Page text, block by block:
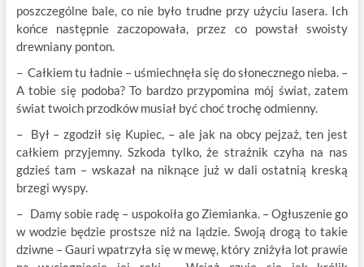
poszczególne bale, co nie było trudne przy użyciu lasera. Ich
końce następnie zaczopowała, przez co powstał swoisty
drewniany ponton.
– Całkiem tu ładnie – uśmiechnęła się do słonecznego nieba. –
A tobie się podoba? To bardzo przypomina mój świat, zatem
świat twoich przodków musiał być choć trochę odmienny.
– Był – zgodził się Kupiec, – ale jak na obcy pejzaż, ten jest
całkiem przyjemny. Szkoda tylko, że strażnik czyha na nas
gdzieś tam – wskazał na niknące już w dali ostatnią kreską
brzegi wyspy.
– Damy sobie radę – uspokoiła go Ziemianka. – Ogłuszenie go
w wodzie będzie prostsze niż na lądzie. Swoją drogą to takie
dziwne – Gauri wpatrzyła się w mewę, który zniżyła lot prawie